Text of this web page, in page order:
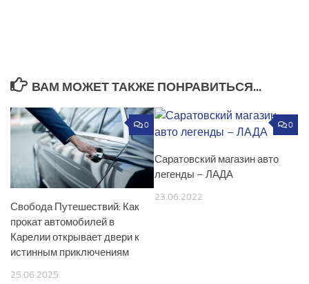
ВАМ МОЖЕТ ТАКЖЕ ПОНРАВИТЬСЯ...
0
Свобода Путешествий: Как
прокат автомобилей в
Карелии открывает двери к
истинным приключениям
25.06.2025
0
Саратовский магазин авто
легенды – ЛАДА
23.06.2022